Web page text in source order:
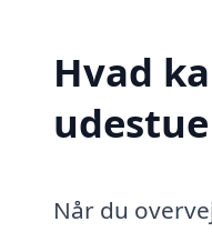
Hvad
Når du